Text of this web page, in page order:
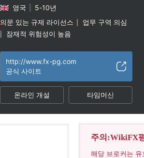
영국
5-10년
의문 있는 규제 라이선스
업무 구역 의심
잠재적 위험성이 높음
http://www.fx-pg.com
공식 사이트
온라인 개설 타임머신
주의:WikiFX
해당 브로커는